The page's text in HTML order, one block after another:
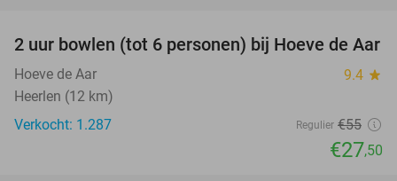
50%
2 uur bowlen (tot 6 personen) bij Hoeve de Aar
Hoeve de Aar 9.4 star
Heerlen (12 km)
Verkocht: 1.287
Regulier €55
€27,50